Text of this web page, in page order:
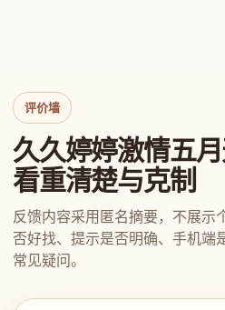
评价墙
久久婷婷激情五
看重清楚与克制
反馈内容采用匿名摘要，不展示
否好找、提示是否明确、手机端
常见疑问。